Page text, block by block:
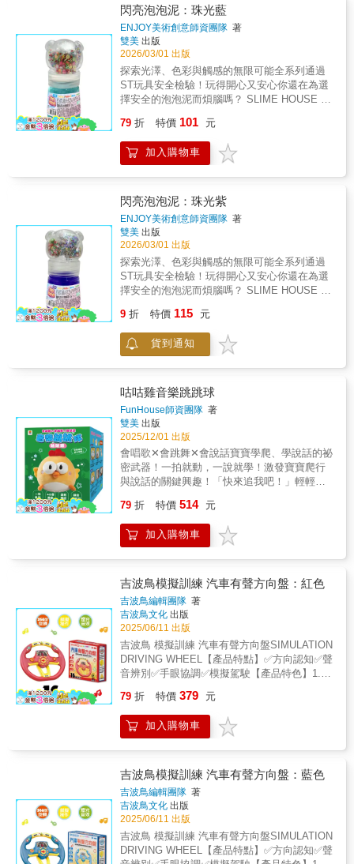
布，見證你的獨家作品誕生！🌈創意混搭，獨
一無二！ 【珠光閃亮泡泡泥】1. 絲滑觸感：拉
伸性極佳，療癒手感。2. 夢幻光澤：自帶珠
光，隨光線流轉變幻。3. 解壓音效：揉捏時發
出清脆「啵啵」泡泡聲，療癒100分。【閃亮繽
紛配件組】1. 奇幻亮片：注入璀璨星光層次。
2. 彩虹珠珠：增添驚喜觸感與視覺活力。3. 水
果軟陶：可愛立體造型，激發主題創作。📝 安
全認證：通過ST玩具安全檢驗，品質看得見*產
確保孩子能在最安全、衛生的環境下盡情創
作，請您在讓孩子開始這趟驚奇之旅前，與我
們一同閱讀以下重要的守護約定：1. 本產品不
請由成年人拆開包裝，並在監護人陪同下使
用，避免兒童誤食。3. 若皮膚出現紅、腫、
癢、脫皮等過敏反應，應立即停止使用並就
醫。4. 手上有有傷口時，請勿使用本產品，操
作時請勿接觸口眼鼻。5. 使用產品前後務必清
潔雙手，保持手部乾淨。6. 使用完畢需裝回容
器內密封並放置陰涼處，保存不當容易造成變
味、變色、發霉或嚴重出水、出油情形，請停
止使用並丟棄。讓我們一起，為孩子的每一次
創意探索，鋪設最安心的道路。✨ + 珠光閃亮 |
閃亮泡泡泥：珠光藍
ENJOY美術創意師資團隊 著
雙美 出版
2026/03/01 出版
探索光澤、色彩與觸感的無限可能全系列通過
ST玩具安全檢驗！玩得開心又安心你還在為選
擇安全的泡泡泥而煩腦嗎？ SLIME HOUSE 閃
長，不只讓孩子玩得開心，更要讓您放心，現
在，就一起開啟這場創造力驚奇之旅吧！🎨創
意混搭，獨一無二！ 1. 拿出珠光泡泡泥基礎
布，見證你的獨家作品誕生！🌈創意混搭，獨
一無二！ 【珠光閃亮泡泡泥】1. 絲滑觸感：拉
伸性極佳，療癒手感。2. 夢幻光澤：自帶珠
光，隨光線流轉變幻。3. 解壓音效：揉捏時發
出清脆「啵啵」泡泡聲，療癒100分。【閃亮繽
紛配件組】1. 奇幻亮片：注入璀璨星光層次。
2. 彩虹珠珠：增添驚喜觸感與視覺活力。3. 水
果軟陶：可愛立體造型，激發主題創作。📝 安
全認證：通過ST玩具安全檢驗，品質看得見*產
確保孩子能在最安全、衛生的環境下盡情創
作，請您在讓孩子開始這趟驚奇之旅前，與我
們一同閱讀以下重要的守護約定：1. 本產品不
適合3歲以下兒童使用。2. 本產品內含小物件，
請由成年人拆開包裝，並在監護人陪同下使
用，避免兒童誤食。3. 若皮膚出現紅、腫、
癢、脫皮等過敏反應，應立即停止使用並就
醫。4. 手上有有傷口時，請勿使用本產品，操
作時請勿接觸口眼鼻。5. 使用產品前後務必清
潔雙手，保持手部乾淨。6. 使用完畢需裝回容
器內密封並放置陰涼處，保存不當容易造成變
質、水分流失變乾或滋生細菌。7. 若出現異
味、變色、發霉或嚴重出水、出油情形，請停
止使用並丟棄。讓我們一起，為孩子的每一次
創意探索，鋪設最安心的道路。✨ + 珠光閃亮 |
79 折 特價 101 元
加入購物車
閃亮泡泡泥：珠光紫
ENJOY美術創意師資團隊 著
雙美 出版
2026/03/01 出版
探索光澤、色彩與觸感的無限可能全系列通過
ST玩具安全檢驗！玩得開心又安心你還在為選
擇安全的泡泡泥而煩腦嗎？ SLIME HOUSE 閃
長，不只讓孩子玩得開心，更要讓您放心，現
在，就一起開啟這場創造力驚奇之旅吧！🎨創
意混搭，獨一無二！ 1. 拿出珠光泡泡泥基礎
布，見證你的獨家作品誕生！🌈創意混搭，獨
一無二！ 【珠光閃亮泡泡泥】1. 絲滑觸感：拉
伸性極佳，療癒手感。2. 夢幻光澤：自帶珠
光，隨光線流轉變幻。3. 解壓音效：揉捏時發
出清脆「啵啵」泡泡聲，療癒100分。【閃亮繽
紛配件組】1. 奇幻亮片：注入璀璨星光層次。
2. 彩虹珠珠：增添驚喜觸感與視覺活力。3. 水
果軟陶：可愛立體造型，激發主題創作。📝 安
全認證：通過ST玩具安全檢驗，品質看得見*產
確保孩子能在最安全、衛生的環境下盡情創
作，請您在讓孩子開始這趟驚奇之旅前，與我
們一同閱讀以下重要的守護約定：1. 本產品不
適合3歲以下兒童使用。2. 本產品內含小物件，
請由成年人拆開包裝，並在監護人陪同下使
用，避免兒童誤食。3. 若皮膚出現紅、腫、
癢、脫皮等過敏反應，應立即停止使用並就
醫。4. 手上有有傷口時，請勿使用本產品，操
作時請勿接觸口眼鼻。5. 使用產品前後務必清
潔雙手，保持手部乾淨。6. 使用完畢需裝回容
器內密封並放置陰涼處，保存不當容易造成變
質、水分流失變乾或滋生細菌。7. 若出現異
味、變色、發霉或嚴重出水、出油情形，請停
止使用並丟棄。讓我們一起，為孩子的每一次
創意探索，鋪設最安心的道路。✨ + 珠光閃亮 |
9 折 特價 115 元
貨到通知
咕咕雞音樂跳跳球
FunHouse師資團隊 著
雙美 出版
2025/12/01 出版
會唱歌✕會跳舞✕會說話寶寶學爬、學說話的祕
密武器！一拍就動，一說就學！激發寶寶爬行
與說話的關鍵興趣！「快來追我吧！」輕輕拍
跳動」，再次拍打「切換歌曲」，吸引寶寶持
續探索，音樂停止時進入「錄音學說話」模
式，在成長黃金發展期，用趣味互動激發好奇
樂成長每一天！｜三大成長功能｜★會唱歌：
48首輕快音樂。邊聽邊跳，培養節奏感，發展
肢體協調性！★會跳舞：隨著音樂節奏跳動，
提升寶寶注力。★會學說話：寶寶說什麼？咕
咕雞就說什麼！激勵寶寶開口模仿，啟蒙語言
能力。｜貼心設計｜★感官啟蒙：採用柔軟觸
感面料+內藏響紙設計，溫和刺激寶寶觸覺和聽
覺發展。★情緒安撫：可愛造型和音樂，有效
安撫情緒，秒止哭鬧。★可拆洗：布偶套可輕
內建充電式鋰電池，附贈USB充電線，可重複
充電使用，經濟環保。｜溫馨提示｜*玩偶在運
輸中可能因擠壓而變形，輕輕拍打或揉捏即可
恢復原狀哦！*請在關機狀態下充電，建議輸出
電壓，充電時亮紅燈，充滿就熄滅。一拍亂跳
✕48首樂曲✕柔軟觸感✕錄音學說話【一拍亂
跳】輕輕拍一下，就會不停跳動，激發寶寶好
奇心、主動爬行探索。【48首音樂】輕快旋
律，邊聽邊跳，培養節奏感，發展肢體協調
性。【柔軟觸感】材質親膚柔軟，刺激觸覺發
79 折 特價 514 元
加入購物車
吉波鳥模擬訓練 汽車有聲方向盤：紅色
吉波鳥編輯團隊 著
吉波鳥文化 出版
2025/06/11 出版
吉波鳥 模擬訓練 汽車有聲方向盤SIMULATION
DRIVING WHEEL【產品特點】✅方向認知✅聲
音辨別✅手眼協調✅模擬駕駛【產品特色】1.汽
現。2.三角固定器搭配有聲方向盤使用，吸附
在光滑平面，更能熟練操作。3.附上三角固定
器。【能力培養】1.藉由豐富按鍵音效，增加
認知能力。4.七彩燈光顏色，刺激寶貝視覺感
官的互動。【快來成為小小駕駛員】1.七彩燈
光，隨節奏閃爍！2.豐富按鍵幫助學習3.音樂、
旋律、警車、鑰匙、救護車、消防車、方向
燈、喇叭。 各式多種音效聲。【獨家設計，雙
語標示】可以動小跑車，搭配擬真道路，附上
中文標示，增加操控樂趣。【兩款顏色】共有
79 折 特價 379 元
加入購物車
吉波鳥模擬訓練 汽車有聲方向盤：藍色
吉波鳥編輯團隊 著
吉波鳥文化 出版
2025/06/11 出版
吉波鳥 模擬訓練 汽車有聲方向盤SIMULATION
DRIVING WHEEL【產品特點】✅方向認知✅聲